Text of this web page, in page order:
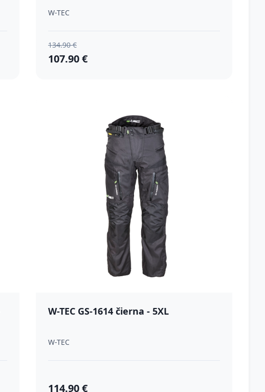
W-TEC
134.90 €
107.90 €
W-TEC GS-1614 čierna - 5XL
W-TEC
114.90 €